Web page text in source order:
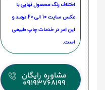
اختلاف رنگ محصول نهایی با
عکس سایت 10 الی 20 درصد و
این امر در خدمات چاپ طبیعی
است.
مشاوره رایگان
09193768199